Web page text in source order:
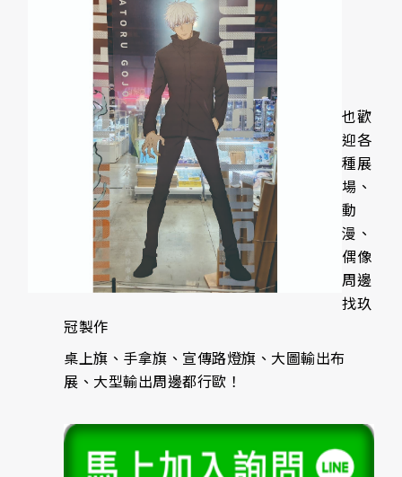
也歡
迎各
種展
場、
動
漫、
偶像
周邊
找玖
冠製作
桌上旗、手拿旗、宣傳路燈旗、大圖輸出布
展、大型輸出周邊都行歐！